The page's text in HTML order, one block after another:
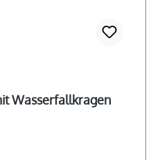
mit Wasserfallkragen